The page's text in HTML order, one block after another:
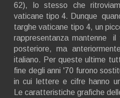
62), lo stesso che
vaticane tipo 4. Dunque
targhe vaticane tipo 4, un
rappresentanza mantenne
posteriore, ma
italiano. Per queste ultime
fine degli anni '70 furono
in cui lettere e cifre hanno
Le caratteristiche grafiche